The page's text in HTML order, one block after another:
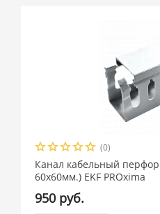
(0)
Канал кабельный
60х60мм.) EKF PROxima
950 руб.